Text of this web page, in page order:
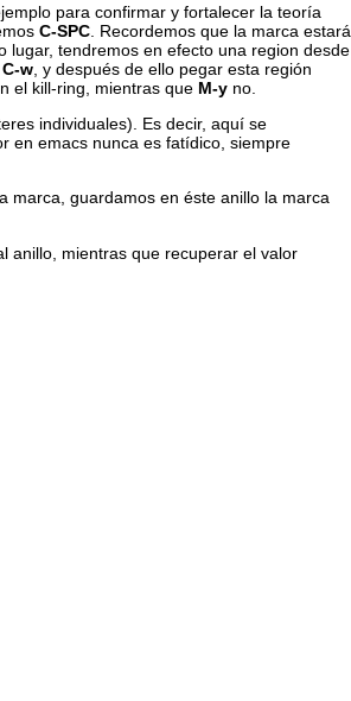
para confirmar y fortalecer la teoría
C-SPC . Recordemos que la marca estará
lugar, tendremos en efecto una region desde
C-w , y después de ello pegar esta región
el kill-ring, mientras que M-y no.
individuales). Es decir, aquí se
en emacs nunca es fatídico, siempre
marca, guardamos en éste anillo la marca
anillo, mientras que recuperar el valor